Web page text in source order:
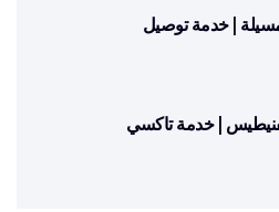
| خدمة توصيل
| خدمة تاكسي